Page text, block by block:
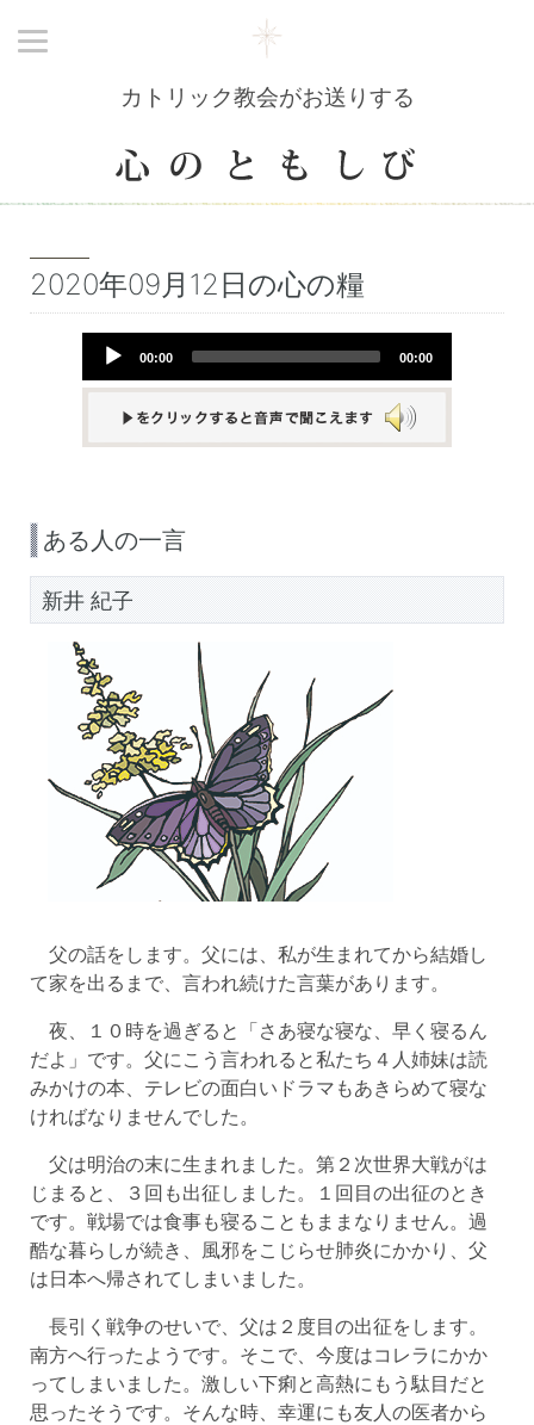
カトリック教会がお送りする
2020年09月12日の心の糧
Audio
00:00 00:00
ある人の一言
新井 紀子
父の話をします。父には、私が生まれてから結婚し
て家を出るまで、言われ続けた言葉があります。
夜、１０時を過ぎると「さあ寝な寝な、早く寝るん
だよ」です。父にこう言われると私たち４人姉妹は読
みかけの本、テレビの面白いドラマもあきらめて寝な
ければなりませんでした。
父は明治の末に生まれました。第２次世界大戦がは
じまると、３回も出征しました。１回目の出征のとき
です。戦場では食事も寝ることもままなりません。過
酷な暮らしが続き、風邪をこじらせ肺炎にかかり、父
は日本へ帰されてしまいました。
長引く戦争のせいで、父は２度目の出征をします。
南方へ行ったようです。そこで、今度はコレラにかか
ってしまいました。激しい下痢と高熱にもう駄目だと
思ったそうです。そんな時、幸運にも友人の医者から